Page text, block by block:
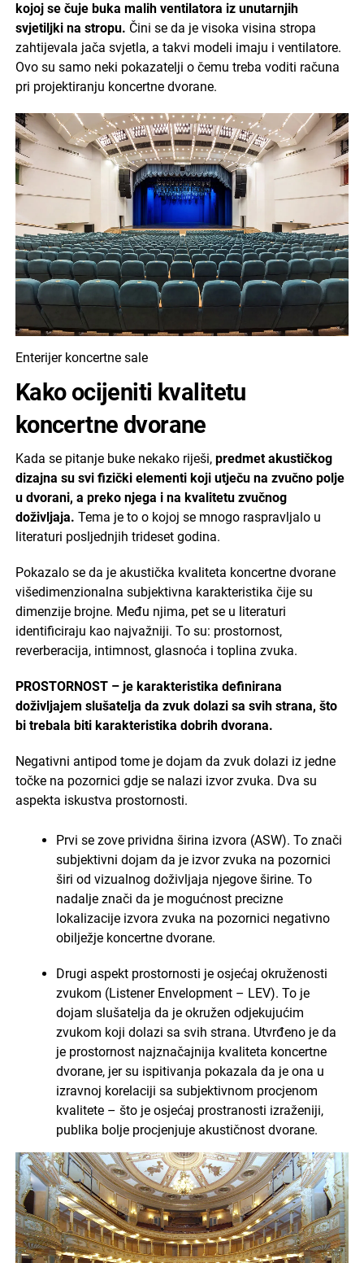
kojoj se čuje buka malih ventilatora iz unutarnjih
svjetiljki na stropu. Čini se da je visoka visina stropa
zahtijevala jača svjetla, a takvi modeli imaju i ventilatore.
Ovo su samo neki pokazatelji o čemu treba voditi računa
pri projektiranju koncertne dvorane.
Enterijer koncertne sale
Kako ocijeniti kvalitetu
koncertne dvorane
Kada se pitanje buke nekako riješi, predmet akustičkog
dizajna su svi fizički elementi koji utječu na zvučno polje
u dvorani, a preko njega i na kvalitetu zvučnog
doživljaja. Tema je to o kojoj se mnogo raspravljalo u
literaturi posljednjih trideset godina.
Pokazalo se da je akustička kvaliteta koncertne dvorane
višedimenzionalna subjektivna karakteristika čije su
dimenzije brojne. Među njima, pet se u literaturi
identificiraju kao najvažniji. To su: prostornost,
reverberacija, intimnost, glasnoća i toplina zvuka.
PROSTORNOST – je karakteristika definirana
doživljajem slušatelja da zvuk dolazi sa svih strana, što
bi trebala biti karakteristika dobrih dvorana.
Negativni antipod tome je dojam da zvuk dolazi iz jedne
točke na pozornici gdje se nalazi izvor zvuka. Dva su
aspekta iskustva prostornosti.
Prvi se zove prividna širina izvora (ASW). To znači
subjektivni dojam da je izvor zvuka na pozornici
širi od vizualnog doživljaja njegove širine. To
nadalje znači da je mogućnost precizne
lokalizacije izvora zvuka na pozornici negativno
obilježje koncertne dvorane.
Drugi aspekt prostornosti je osjećaj okruženosti
zvukom (Listener Envelopment – LEV). To je
dojam slušatelja da je okružen odjekujućim
zvukom koji dolazi sa svih strana. Utvrđeno je da
je prostornost najznačajnija kvaliteta koncertne
dvorane, jer su ispitivanja pokazala da je ona u
izravnoj korelaciji sa subjektivnom procjenom
kvalitete – što je osjećaj prostranosti izraženiji,
publika bolje procjenjuje akustičnost dvorane.